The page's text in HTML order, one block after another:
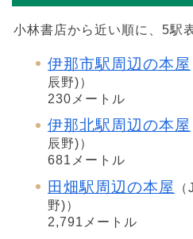
小林書店から近い順に、5駅
伊那市駅周辺の本屋
辰野)）
230メートル
伊那北駅周辺の本屋
辰野)）
681メートル
田畑駅周辺の本屋
野)）
2,791メートル